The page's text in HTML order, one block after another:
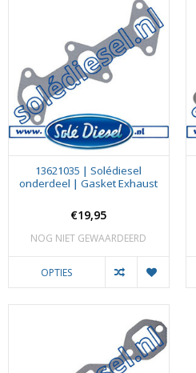
13621035 | Solédiesel
onderdeel | Gasket Exhaust
€19,95
NOG NIET GEWAARDEERD
OPTIES